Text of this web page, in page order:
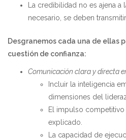
La credibilidad no es ajena
necesario, se deben transmitir.
Desgranemos cada una de ellas
cuestión de confianza:
Comunicación clara y directa
Incluir la inteligencia
dimensiones del
El impulso
explicado.
La capacidad de